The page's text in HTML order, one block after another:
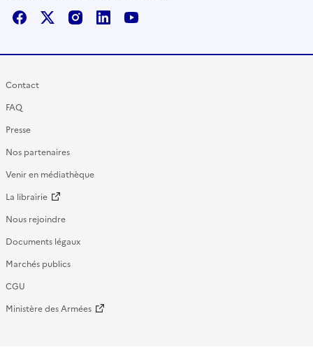
FacebookX / TwitterInstagram
LinkedInYoutube
Contact
FAQ
Presse
Nos partenaires
Venir en médiathèque
La librairie
Nous rejoindre
Documents légaux
Marchés publics
CGU
Ministère des Armées